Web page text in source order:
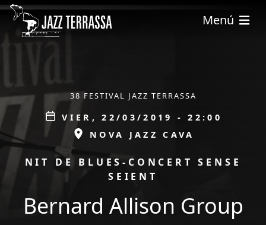
Pasar al contenido principal
Menú
ÀMBIT 38 FESTIVAL JAZZ TERRASSA
Data
VIER, 22/03/2019 - 22:00
ESPAI
NOVA JAZZ CAVA
PROMOCIÓ
NIT DE BLUES-CONCERT SENSE
SEIENT
Bernard Allison Group